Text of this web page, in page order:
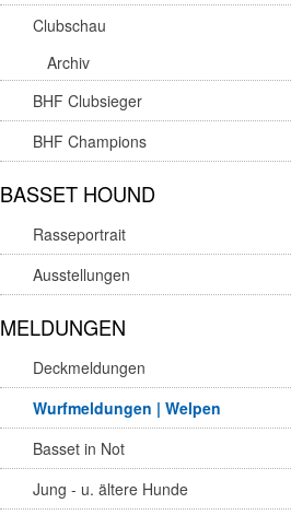
Clubschau
Archiv
BHF Clubsieger
BHF Champions
BASSET HOUND
Rasseportrait
Ausstellungen
MELDUNGEN
Deckmeldungen
Wurfmeldungen | Welpen
Basset in Not
Jung - u. ältere Hunde